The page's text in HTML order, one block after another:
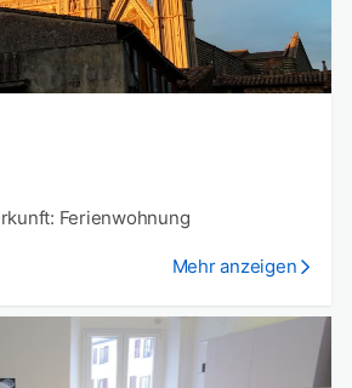
Ferienwohnung
Mehr anzeigen